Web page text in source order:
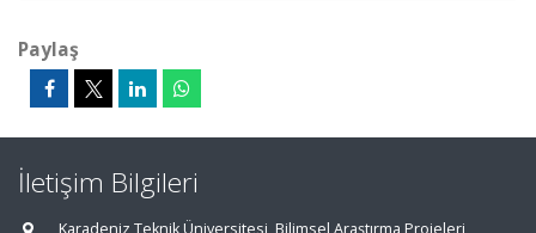
Paylaş
İletişim Bilgileri
Karadeniz Teknik Üniversitesi, Bilimsel Araştırma Projeleri